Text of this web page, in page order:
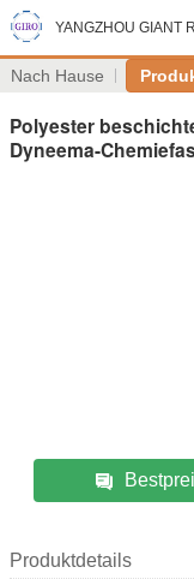
YANGZHOU GIANT
Nach Hause
Polyester
Dyneema-
Produktdetails